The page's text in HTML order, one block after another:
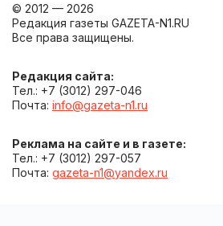
© 2012 — 2026
Редакция газеты GAZETA-N1.RU
Все права защищены.
Редакция сайта:
Тел.: +7 (3012) 297-046
Почта: info@gazeta-n1.ru
Реклама на сайте и в газете:
Тел.: +7 (3012) 297-057
Почта: gazeta-n1@yandex.ru